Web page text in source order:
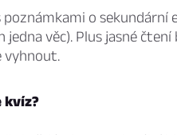
o sekundární
jedna věc). Plus jasné
vyhnout.
kvíz?